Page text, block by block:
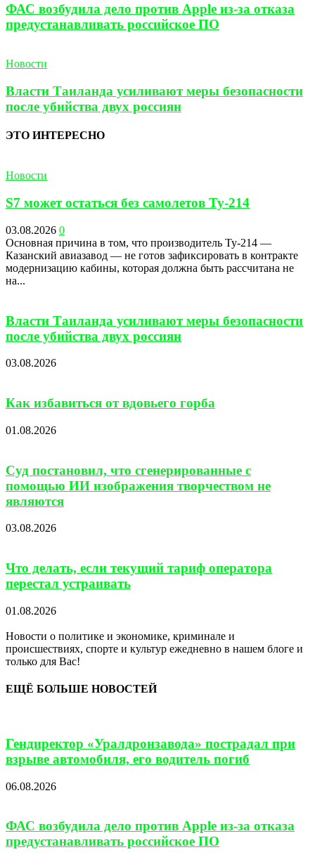
ФАС возбудила дело против Apple из-за отказа
предустанавливать российское ПО
Новости
Власти Таиланда усиливают меры безопасности
после убийства двух россиян
ЭТО ИНТЕРЕСНО
Новости
S7 может остаться без самолетов Ту-214
03.08.2026 0
Основная причина в том, что производитель Ту-214 —
Казанский авиазавод — не готов зафиксировать в контракте
модернизацию кабины, которая должна быть рассчитана не
на...
Власти Таиланда усиливают меры безопасности
после убийства двух россиян
03.08.2026
Как избавиться от вдовьего горба
01.08.2026
Суд постановил, что сгенерированные с
помощью ИИ изображения творчеством не
являются
03.08.2026
Что делать, если текущий тариф оператора
перестал устраивать
01.08.2026
Новости о политике и экономике, криминале и
происшествиях, спорте и культур ежедневно в нашем блоге и
только для Вас!
ЕЩЁ БОЛЬШЕ НОВОСТЕЙ
Гендиректор «Уралдронзавода» пострадал при
взрыве автомобиля, его водитель погиб
06.08.2026
ФАС возбудила дело против Apple из-за отказа
предустанавливать российское ПО